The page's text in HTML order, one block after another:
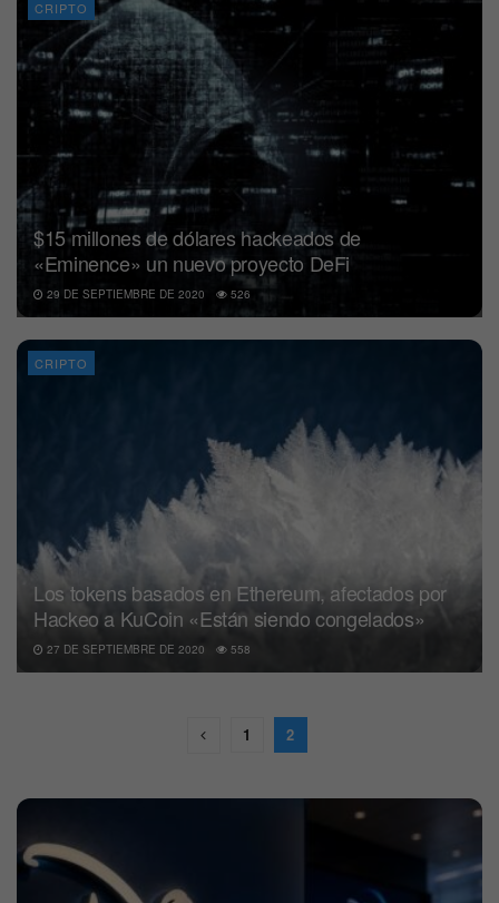
CRIPTO
$15 millones de dólares hackeados de
«Eminence» un nuevo proyecto DeFi
29 DE SEPTIEMBRE DE 2020 526
CRIPTO
Los tokens basados en Ethereum, afectados por
Hackeo a KuCoin «Están siendo congelados»
27 DE SEPTIEMBRE DE 2020 558
1 2